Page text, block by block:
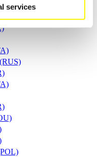
services